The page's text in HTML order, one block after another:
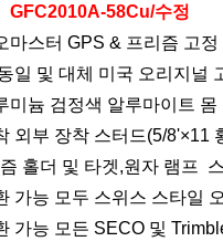
GFC2010A-58Cu/수정
마스터 GPS & 프리즘 고정
일 및 대체 미국 오리지널
미늄 검정색 알루마이트 몸
외부 장착 스터드(5/8'×11
홀더 및 타겟,원자 램프
가능 모두 스위스 스타일
가능 모든 SECO 및